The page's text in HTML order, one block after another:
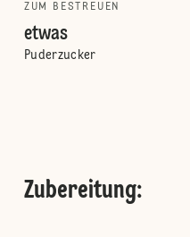
ZUM BESTREUEN
etwas
Puderzucker
Zubereitung: